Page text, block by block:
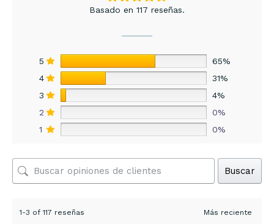
Basado en 117 reseñas.
5
65%
4
31%
3
4%
2
0%
1
0%
Buscar
1-3 of 117 reseñas